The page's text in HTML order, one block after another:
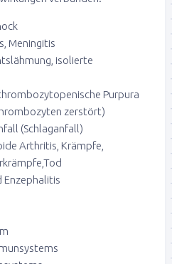
Meningitis
isolierte
Purpura
zerstört)
(Schlaganfall)
Arthritis, Krämpfe,
Enzephalitis